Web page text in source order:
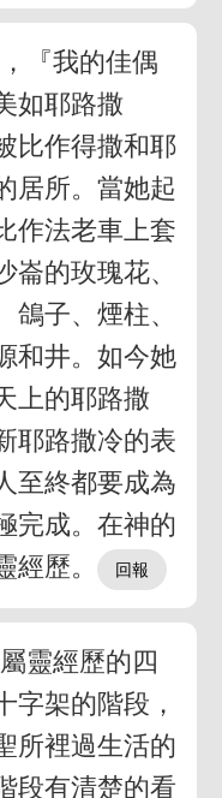
『我的佳偶
如耶路撒
比作得撒和耶
居所。當她起
作法老車上套
崙的玫瑰花、
子、煙柱、
和井。如今她
上的耶路撒
耶路撒冷的表
至終都要成為
完成。在神的
歷。
靈經歷的四
字架的階段，
所裡過生活的
段有清楚的看